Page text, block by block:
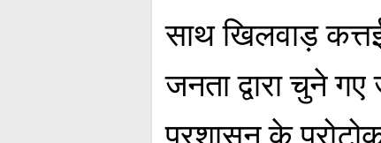
साथ खिलवाड़
जनता द्वारा चुने